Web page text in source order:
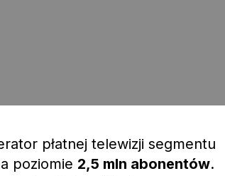
płatnej telewizji segmentu
poziomie 2,5 mln abonentów.